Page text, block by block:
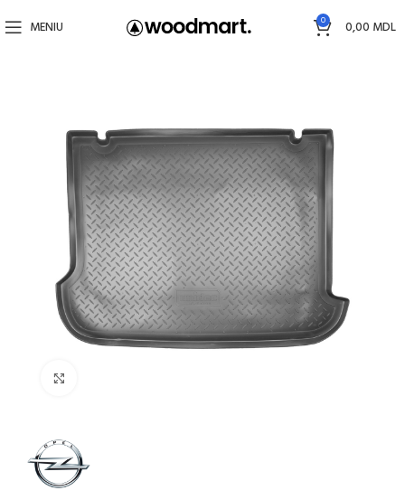
MENIU 0 0,00 MDL